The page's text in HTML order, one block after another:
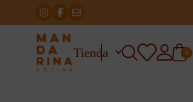
Tienda 0